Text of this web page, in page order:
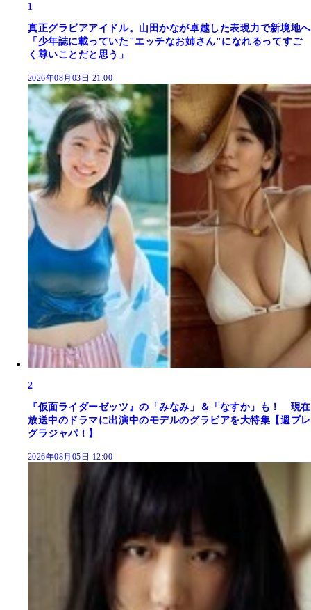
1
真正グラビアアイドル。山田かなが卓越した表現力で新境地へ
「少年誌に載っていた"エッチなお姉さん"になれるってすご
く尊いことだと思う」
2026年08月03日 21:00
2
『仮面ライダーゼッツ』の「みなみ」＆「なすか」も！ 現在
放送中のドラマに出演中のモデルのグラビアを大特集【週プレ
グラジャパ！】
2026年08月05日 12:00